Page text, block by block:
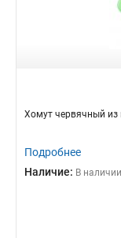
Хомут червячный из
Подробнее
Наличие: В наличии